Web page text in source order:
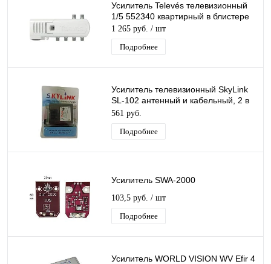
Усилитель Televés телевизионный
1/5 552340 квартирный в блистере
1 265 руб. / шт
Подробнее
Усилитель телевизионный SkyLink
SL-102 антенный и кабельный, 2 в
1, квартирный в блистере
561 руб.
Подробнее
Усилитель SWA-2000
103,5 руб. / шт
Подробнее
Усилитель WORLD VISION WV Efir 4